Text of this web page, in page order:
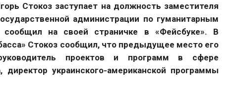
Стокоз заступает на должность заместителя
администрации по гуманитарным
на своей страничке в «Фейсбуке». В
Стокоз сообщил, что предыдущее место его
проектов и программ в сфере
директор украинского-американской программы